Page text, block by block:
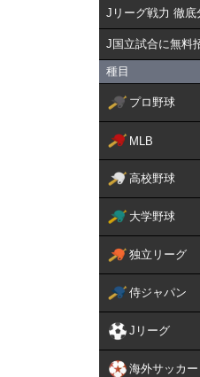
Jリーグ戦力 徹底
J国立試合に無料
種目
プロ野球
MLB
高校野球
大学野球
独立リーグ
侍ジャパン
Jリーグ
海外サッカー